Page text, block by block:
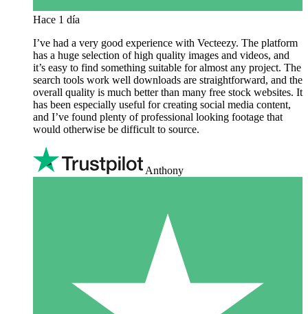
Hace 1 día
I’ve had a very good experience with Vecteezy. The platform
has a huge selection of high quality images and videos, and
it’s easy to find something suitable for almost any project. The
search tools work well downloads are straightforward, and the
overall quality is much better than many free stock websites. It
has been especially useful for creating social media content,
and I’ve found plenty of professional looking footage that
would otherwise be difficult to source.
Anthony